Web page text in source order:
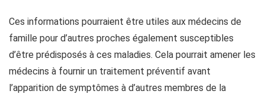
Ces informations pourraient être utiles aux médecins de
famille pour d’autres proches également susceptibles
d’être prédisposés à ces maladies. Cela pourrait amener les
médecins à fournir un traitement préventif avant
l’apparition de symptômes à d’autres membres de la